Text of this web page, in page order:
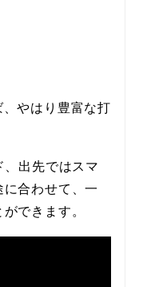
やはり豊富な打
出先ではスマ
合わせて、一
できます。